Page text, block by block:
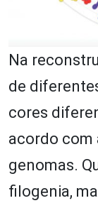
Na
de
cores
acordo com
genomas.
filogenia,